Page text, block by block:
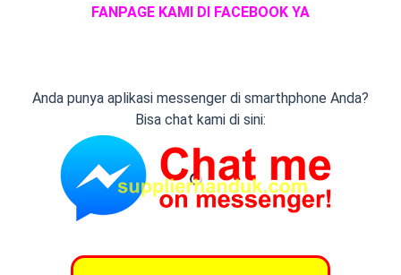
FANPAGE KAMI DI FACEBOOK YA
Anda punya aplikasi messenger di smarthphone Anda?
Bisa chat kami di sini: